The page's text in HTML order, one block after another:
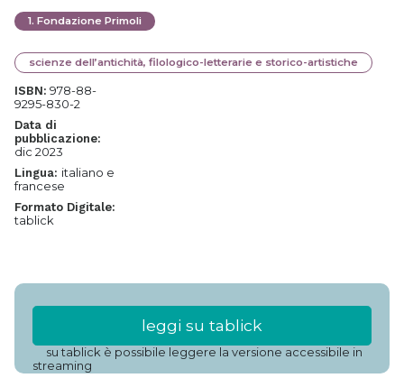
1. Fondazione Primoli
scienze dell’antichità, filologico-letterarie e storico-artistiche
ISBN: 978-88-
9295-830-2
Data di
pubblicazione:
dic 2023
Lingua: italiano e
francese
Formato Digitale:
tablick
leggi su tablick
su tablick è possibile leggere la versione accessibile in
streaming